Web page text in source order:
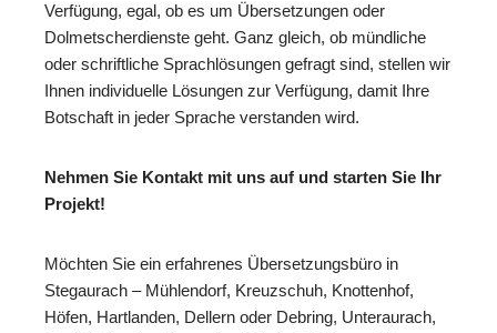
Verfügung, egal, ob es um Übersetzungen oder
Dolmetscherdienste geht. Ganz gleich, ob mündliche
oder schriftliche Sprachlösungen gefragt sind, stellen wir
Ihnen individuelle Lösungen zur Verfügung, damit Ihre
Botschaft in jeder Sprache verstanden wird.
Nehmen Sie Kontakt mit uns auf und starten Sie Ihr
Projekt!
Möchten Sie ein erfahrenes Übersetzungsbüro in
Stegaurach – Mühlendorf, Kreuzschuh, Knottenhof,
Höfen, Hartlanden, Dellern oder Debring, Unteraurach,